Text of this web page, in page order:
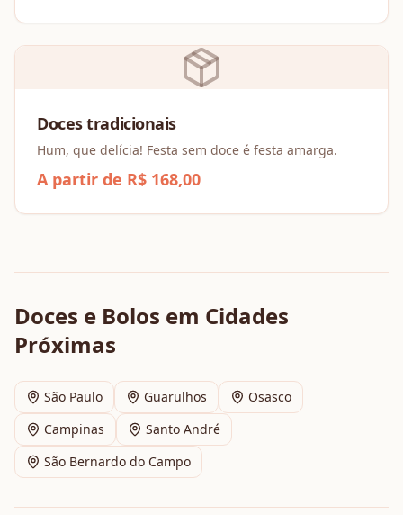
Doces tradicionais
Hum, que delícia! Festa sem doce é festa amarga.
A partir de R$ 168,00
Doces e Bolos em Cidades
Próximas
São Paulo Guarulhos
Osasco
Campinas
Santo André
São Bernardo do Campo